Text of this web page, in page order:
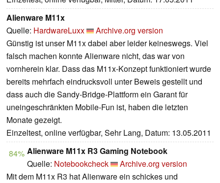
Alienware M11x
Quelle: HardwareLuxx
Archive.org version
Günstig ist unser M11x dabei aber leider keineswegs. Viel
falsch machen konnte Alienware nicht, das war von
vornherein klar. Dass das M11x-Konzept funktioniert wurde
bereits mehrfach eindrucksvoll unter Beweis gestellt und
dass auch die Sandy-Bridge-Plattform ein Garant für
uneingeschränkten Mobile-Fun ist, haben die letzten
Monate gezeigt.
Einzeltest, online verfügbar, Sehr Lang, Datum: 13.05.2011
84% Alienware M11x R3 Gaming Notebook
Quelle: Notebookcheck
Archive.org version
Mit dem M11x R3 hat Alienware ein schickes und